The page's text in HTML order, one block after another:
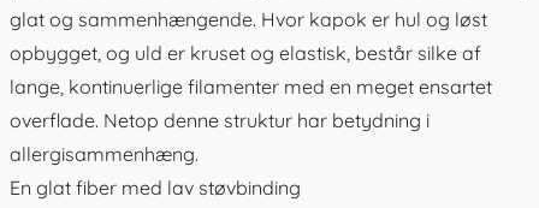
glat og sammenhængende. Hvor kapok er hul og løst
opbygget, og uld er kruset og elastisk, består silke af
lange, kontinuerlige filamenter med en meget ensartet
overflade. Netop denne struktur har betydning i
allergisammenhæng.
En glat fiber med lav støvbinding